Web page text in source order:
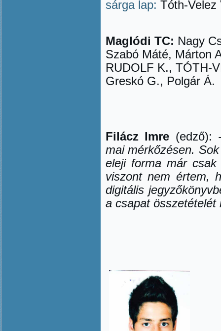
sárga lap: Tóth-Velez
Maglódi TC: Nagy
Szabó Máté, Márton
RUDOLF K., TÓTH-
Greskó G., Polgár Á.
Filácz Imre (edző):
mai mérkőzésen.
eleji forma már
viszont nem értem,
digitális
a csapat összetételét